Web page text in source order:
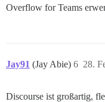
Overflow for Teams
Jay91 (Jay Abie) 28.
6
Discourse ist großartig,